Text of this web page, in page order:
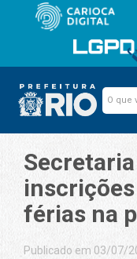
férias na
Publicado em 03/07/